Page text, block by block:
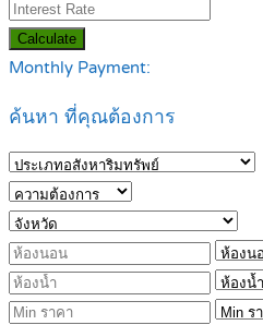
Calculate
Monthly Payment:
ค้นหา ที่คุณต้องการ